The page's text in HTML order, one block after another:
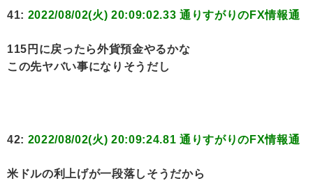
41: 2022/08/02(火) 20:09:02.33 通りすがりのFX情報通
115円に戻ったら外貨預金やるかな
この先ヤバい事になりそうだし
42: 2022/08/02(火) 20:09:24.81 通りすがりのFX情報通
米ドルの利上げが一段落しそうだから